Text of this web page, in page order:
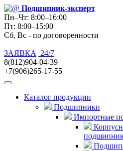
Подшипник-эксперт
Пн–Чт: 8:00–16:00
Пт: 8:00–15:00
Сб, Вс - по договоренности
ЗАЯВКА
24/7
8(812)904-04-39
+7(906)265-17-55
Каталог продукции
Подшипники
Импортные